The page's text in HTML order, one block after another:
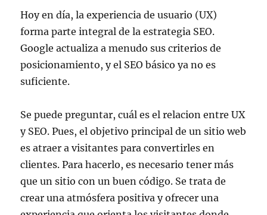
Hoy en día, la experiencia de usuario (UX)
forma parte integral de la estrategia SEO.
Google actualiza a menudo sus criterios de
posicionamiento, y el SEO básico ya no es
suficiente.
Se puede preguntar, cuál es el relacion entre UX
y SEO. Pues, el objetivo principal de un sitio web
es atraer a visitantes para convertirles en
clientes. Para hacerlo, es necesario tener más
que un sitio con un buen código. Se trata de
crear una atmósfera positiva y ofrecer una